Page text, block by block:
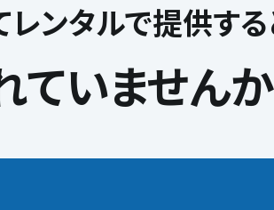
ンタルで提供する
ていませんか